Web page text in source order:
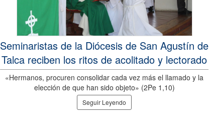
Seminaristas de la Diócesis de San Agustín de
Talca reciben los ritos de acolitado y lectorado
«Hermanos, procuren consolidar cada vez más el llamado y la
elección de que han sido objeto» (2Pe 1,10)
Seguir Leyendo